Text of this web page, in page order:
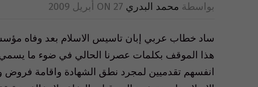
بواسطة محمد البدري ON 27 أبريل 2009
ساد خطاب عربي إبان تاسيس الاسلام بعد وفاه
هذا الموقف بكلمات عصرنا الحالي في ضوء ما يسمي
انفسهم تقدميين لمجرد نطق الشهادة واقامة فروض